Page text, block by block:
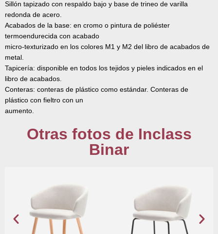
Sillón tapizado con respaldo bajo y base de trineo de varilla
redonda de acero.
Acabados de la base: en cromo o pintura de poliéster
termoendurecida con acabado
micro-texturizado en los colores M1 y M2 del libro de acabados de
metal.
Tapicería: disponible en todos los tejidos y pieles indicados en el
libro de acabados.
Conteras: conteras de plástico como estándar. Conteras de
plástico con fieltro con un
aumento.
Otras fotos de Inclass
Binar